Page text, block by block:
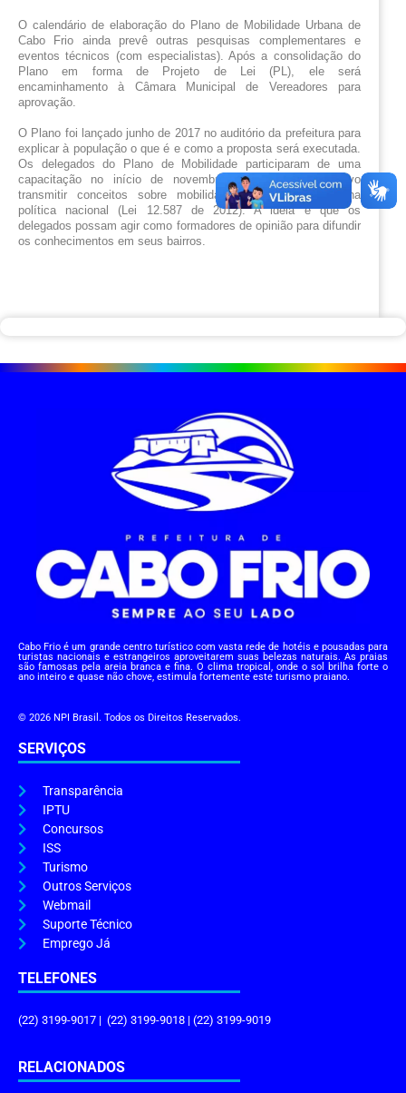
O calendário de elaboração do Plano de Mobilidade Urbana de
Cabo Frio ainda prevê outras pesquisas complementares e
eventos técnicos (com especialistas). Após a consolidação do
Plano em forma de Projeto de Lei (PL), ele será
encaminhamento à Câmara Municipal de Vereadores para
aprovação.
O Plano foi lançado junho de 2017 no auditório da prefeitura para
explicar à população o que é e como a proposta será executada.
Os delegados do Plano de Mobilidade participaram de uma
capacitação no início de novembro que teve por objetivo
transmitir conceitos sobre mobilidade urbana utilizados na
política nacional (Lei 12.587 de 2012). A ideia é que os
delegados possam agir como formadores de opinião para difundir
os conhecimentos em seus bairros.
Cabo Frio é um grande centro turístico com vasta rede de hotéis e pousadas para
turistas nacionais e estrangeiros aproveitarem suas belezas naturais. As praias
são famosas pela areia branca e fina. O clima tropical, onde o sol brilha forte o
ano inteiro e quase não chove, estimula fortemente este turismo praiano.
© 2026 NPI Brasil. Todos os Direitos Reservados.
SERVIÇOS
Transparência
IPTU
Concursos
ISS
Turismo
Outros Serviços
Webmail
Suporte Técnico
Emprego Já
TELEFONES
(22) 3199-9017 | (22) 3199-9018 | (22) 3199-9019
RELACIONADOS